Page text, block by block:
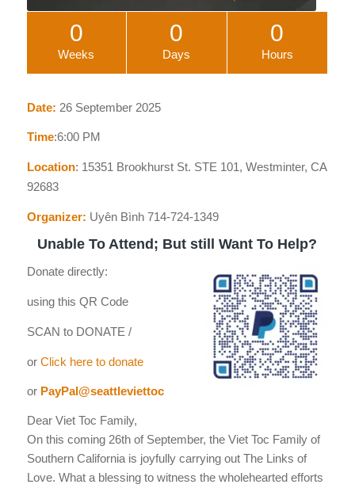
0
Weeks
0
Days
0
Hours
Date: 26 September 2025
Time:6:00 PM
Location: 15351 Brookhurst St. STE 101, Westminter, CA
92683
Organizer: Uyên Bình 714-724-1349
Unable To Attend; But still Want To Help?
Donate directly:
using this QR Code
SCAN to DONATE /
or Click here to donate
or PayPal@seattleviettoc
Dear Viet Toc Family,
On this coming 26th of September, the Viet Toc Family of
Southern California is joyfully carrying out The Links of
Love. What a blessing to witness the wholehearted efforts